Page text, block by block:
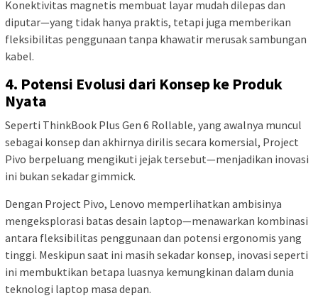
Konektivitas magnetis membuat layar mudah dilepas dan
diputar—yang tidak hanya praktis, tetapi juga memberikan
fleksibilitas penggunaan tanpa khawatir merusak sambungan
kabel.
4. Potensi Evolusi dari Konsep ke Produk
Nyata
Seperti ThinkBook Plus Gen 6 Rollable, yang awalnya muncul
sebagai konsep dan akhirnya dirilis secara komersial, Project
Pivo berpeluang mengikuti jejak tersebut—menjadikan inovasi
ini bukan sekadar gimmick.
Dengan Project Pivo, Lenovo memperlihatkan ambisinya
mengeksplorasi batas desain laptop—menawarkan kombinasi
antara fleksibilitas penggunaan dan potensi ergonomis yang
tinggi. Meskipun saat ini masih sekadar konsep, inovasi seperti
ini membuktikan betapa luasnya kemungkinan dalam dunia
teknologi laptop masa depan.